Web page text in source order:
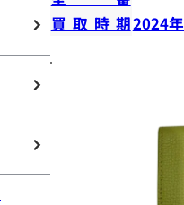
買取時期2024